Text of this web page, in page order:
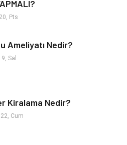
Mobilya
Maden ve Metal
Pts
Ameliyatı Nedir?
Sal
Kiralama Nedir?
Cum